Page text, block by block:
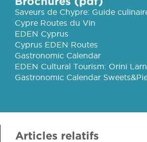
Saveurs de Chypre: Guide
Cypre Routes du Vin
EDEN Cyprus
Cyprus EDEN Routes
Gastronomic Calendar
EDEN Cultural Tourism: Orini
Gastronomic Calendar
Articles relatifs